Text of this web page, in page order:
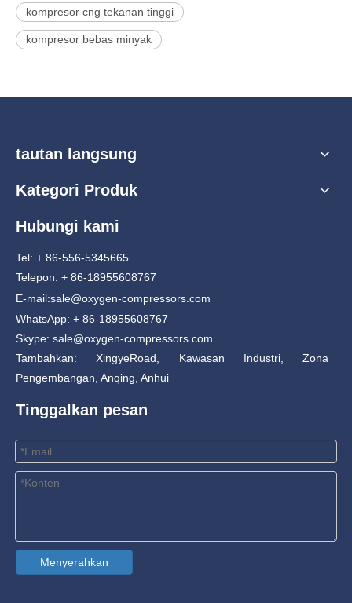
kompresor cng tekanan tinggi
kompresor bebas minyak
tautan langsung
Kategori Produk
Hubungi kami
Tel: + 86-556-5345665
Telepon: + 86-18955608767
E-mail:sale@oxygen-compressors.com
WhatsApp: + 86-18955608767
Skype: sale@oxygen-compressors.com
Tambahkan: XingyeRoad, Kawasan Industri, Zona
Pengembangan, Anqing, Anhui
Tinggalkan pesan
Menyerahkan